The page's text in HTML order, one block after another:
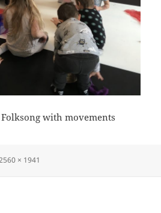
with movements
Full
× 1941